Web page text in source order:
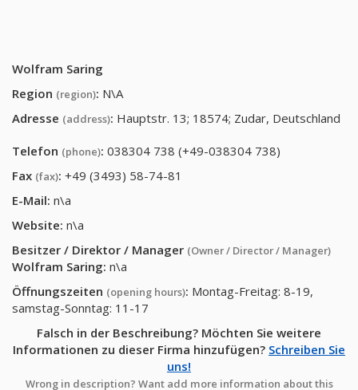
Wolfram Saring
Region (region): N\A
Adresse (address): Hauptstr. 13; 18574; Zudar, Deutschland
Telefon (phone): 038304 738 (+49-038304 738)
Fax (fax): +49 (3493) 58-74-81
E-Mail: n\a
Website: n\a
Besitzer / Direktor / Manager (Owner / Director / Manager)
Wolfram Saring: n\a
Öffnungszeiten (opening hours): Montag-Freitag: 8-19,
samstag-Sonntag: 11-17
Falsch in der Beschreibung? Möchten Sie weitere
Informationen zu dieser Firma hinzufügen? Schreiben Sie
uns!
Wrong in description? Want add more information about this